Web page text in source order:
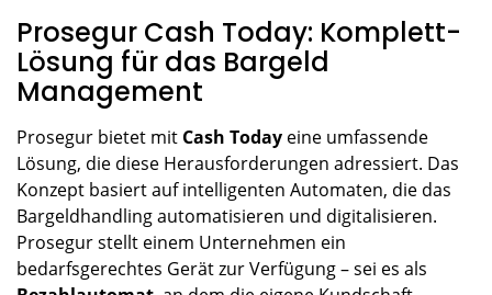
Prosegur Cash Today: Komplett-
Lösung für das Bargeld
Management
Prosegur bietet mit Cash Today eine umfassende
Lösung, die diese Herausforderungen adressiert. Das
Konzept basiert auf intelligenten Automaten, die das
Bargeldhandling automatisieren und digitalisieren.
Prosegur stellt einem Unternehmen ein
bedarfsgerechtes Gerät zur Verfügung – sei es als